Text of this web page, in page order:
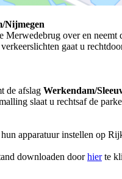
Nijmegen
over en neemt
gaat u
de afslag Werkendam/
slaat u rechtsaf de
apparatuur instellen op
downloaden doorhierte